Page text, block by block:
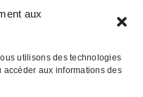
aux
utilisons des technologies
aux informations des